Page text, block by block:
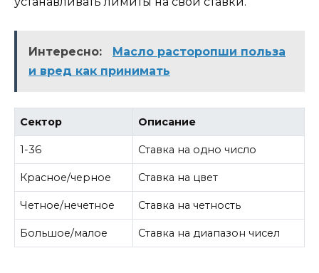
Интересно:
Масло расторопши польза
и вред как принимать
Сектор Описание
1-36 Ставка на одно число
Красное/черное Ставка на цвет
Четное/нечетное Ставка на четность
Большое/малое Ставка на диапазон чисел